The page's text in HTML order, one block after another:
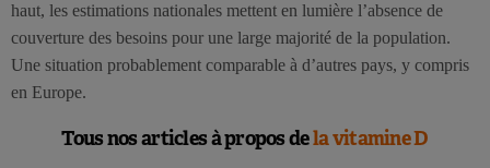
haut, les estimations nationales mettent en lumière l’absence de
couverture des besoins pour une large majorité de la population.
Une situation probablement comparable à d’autres pays, y compris
en Europe.
Tous nos articles à propos dela vitamine D